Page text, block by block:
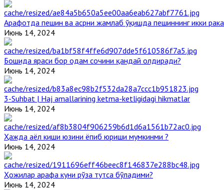
Арафотда пешин ва асрни жамлаб ўқишда пешиннинг икки
Июнь 14, 2024
Бошида яраси бор одам сочини қандай олдиради?
Июнь 14, 2024
3-Suhbat | Haj amallarining ketma-ketligidagi hikmatlar
Июнь 14, 2024
Ҳажда аёл киши юзини ёпиб юриши мумкинми ?
Июнь 14, 2024
Ҳожилар арафа куни рўза тутса бўладими?
Июнь 14, 2024